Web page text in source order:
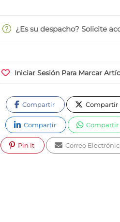
¿Es su despacho? Solicite
Iniciar Sesión Para Marcar
Compartir Compartir
Compartir Compartir
Pin It Correo